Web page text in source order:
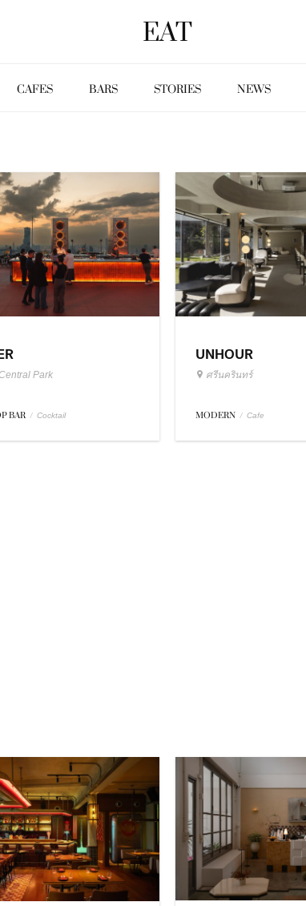
EAT
CAFES BARS STORIES NEWS
Park
BAR / Cocktail
UNHOUR
ศรีนครินทร์
MODERN / Cafe